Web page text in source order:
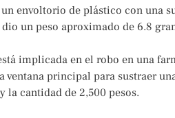
envoltorio de plástico con una
un peso aproximado de 6.8
implicada en el robo en una
ventana principal para sustraer
la cantidad de 2,500 pesos.